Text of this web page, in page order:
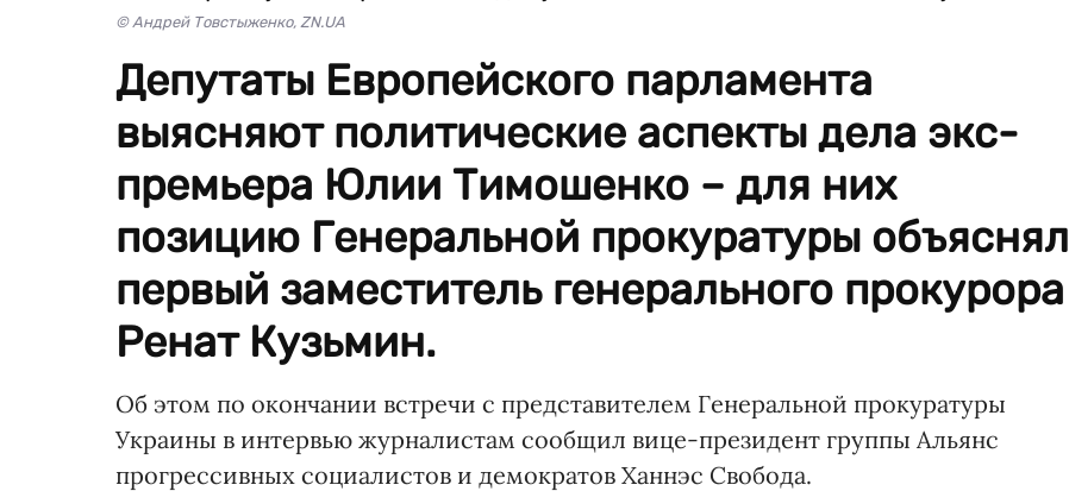
© Андрей Товстыженко, ZN.UA
Депутаты Европейского парламента
выясняют политические аспекты дела экс-
премьера Юлии Тимошенко – для них
позицию Генеральной прокуратуры объяснял
первый заместитель генерального прокурора
Ренат Кузьмин.
Об этом по окончании встречи с представителем Генеральной прокуратуры
Украины в интервью журналистам сообщил вице-президент группы Альянс
прогрессивных социалистов и демократов Ханнэс Свобода.